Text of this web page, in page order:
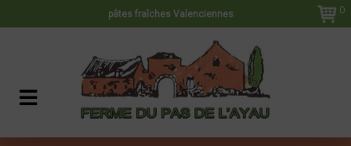
pâtes fraîches Valenciennes 0
Panneau de gestion des cookies